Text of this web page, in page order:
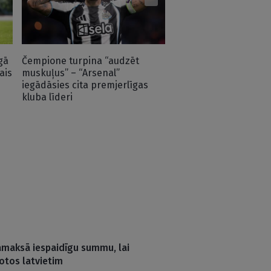
Čempione turpina “audzēt
muskuļus” – “Arsenal”
iegādāsies cita premjerlīgas
kluba līderi
iespaidīgu summu, lai
latvietim